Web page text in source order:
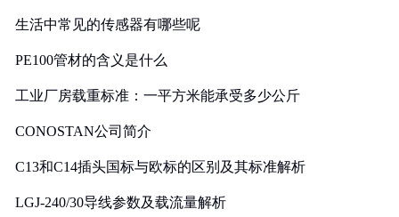
生活中常见的传感器有哪些呢
PE100管材的含义是什么
工业厂房载重标准：一平方米能承受多少公斤
CONOSTAN公司简介
C13和C14插头国标与欧标的区别及其标准解析
LGJ-240/30导线参数及载流量解析